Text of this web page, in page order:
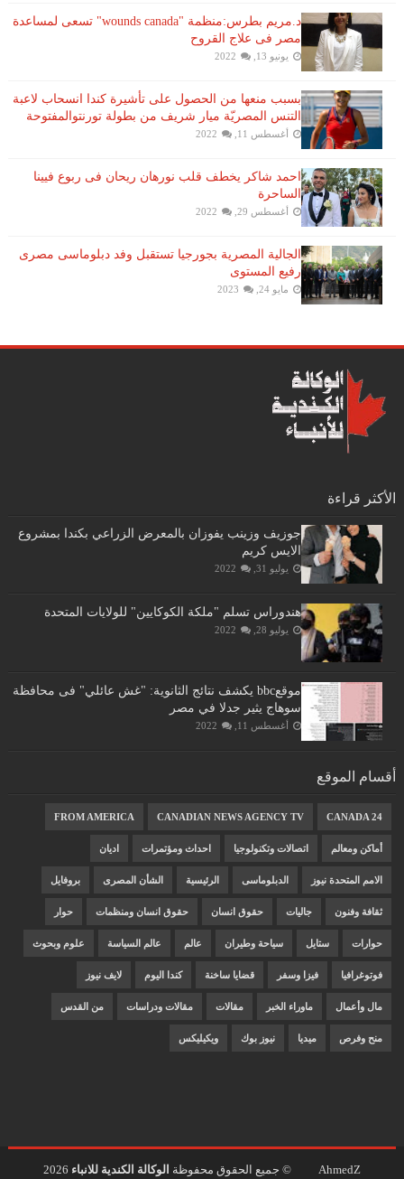
د.مريم بطرس:منظمة "wounds canada" تسعى لمساعدة
مصر فى علاج القروح
يونيو 13, 2022
بسبب منعها من الحصول على تأشيرة كندا انسحاب لاعبة ​
التنس​ المصريّة ​ميار شريف​ من بطولة ​تورنتو​المفتوحة
أغسطس 11, 2022
احمد شاكر يخطف قلب نورهان ريحان فى ربوع فيينا
الساحرة
أغسطس 29, 2022
الجالية المصرية بجورجيا تستقبل وفد دبلوماسى مصرى
رفيع المستوى
مايو 24, 2023
الأكثر قراءة
جوزيف وزينب يفوزان بالمعرض الزراعي بكندا بمشروع
الايس كريم
يوليو 31, 2022
هندوراس تسلم "ملكة الكوكايين" للولايات المتحدة
يوليو 28, 2022
موقعbbc يكشف نتائج الثانوية: "غش عائلي" فى محافظة
سوهاج يثير جدلا في مصر
أغسطس 11, 2022
أقسام الموقع
CANADA 24
CANADIAN NEWS AGENCY TV
FROM AMERICA
أماكن ومعالم اتصالات وتكنولوجيا احداث ومؤتمرات اديان
الامم المتحدة نيوز الدبلوماسى الرئيسية الشأن المصرى بروفايل
ثقافة وفنون جاليات حقوق انسان حقوق انسان ومنظمات حوار
حوارات ستايل سياحة وطيران عالم عالم السياسة علوم وبحوث
فوتوغرافيا فيزا وسفر قضايا ساخنة كندا اليوم لايف نيوز
مال وأعمال ماوراء الخبر مقالات مقالات ودراسات من القدس
منح وفرص ميديا نيوز بوك ويكيليكس
AhmedZ © جميع الحقوق محفوظة الوكالة الكندية للانباء 2026